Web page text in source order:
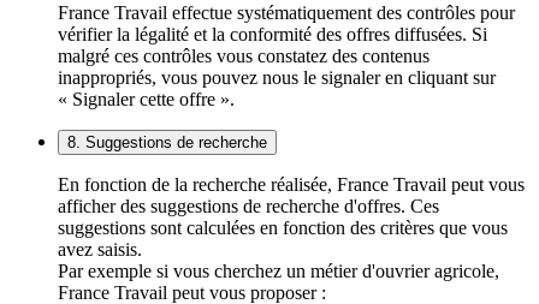
France Travail effectue systématiquement des contrôles pour
vérifier la légalité et la conformité des offres diffusées. Si
malgré ces contrôles vous constatez des contenus
inappropriés, vous pouvez nous le signaler en cliquant sur
« Signaler cette offre ».
8. Suggestions de recherche
En fonction de la recherche réalisée, France Travail peut vous
afficher des suggestions de recherche d'offres. Ces
suggestions sont calculées en fonction des critères que vous
avez saisis.
Par exemple si vous cherchez un métier d'ouvrier agricole,
France Travail peut vous proposer :